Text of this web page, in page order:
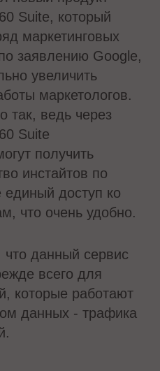
Suite, который
маркетинговых
заявлению Google,
увеличить
маркетологов.
так, ведь через
Suite
получить
инстайтов по
единый доступ ко
что очень удобно.
что данный сервис
всего ​для
которые работают
данных - трафика